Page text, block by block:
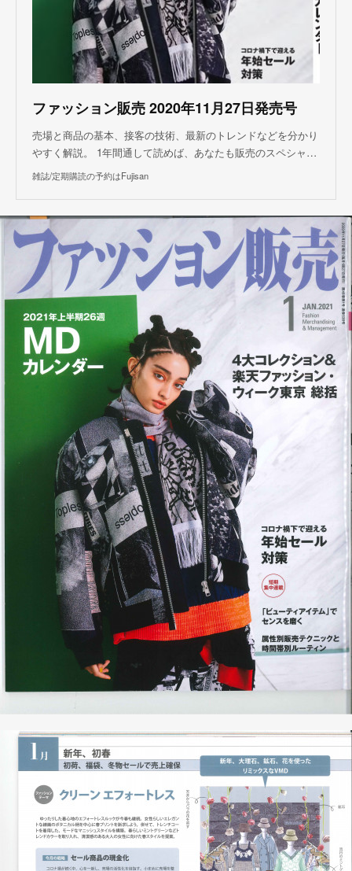
ファッション販売 2020年11月27日発売号
売場と商品の基本、接客の技術、最新のトレンドなどを分かり
やすく解説。 1年間通して読めば、あなたも販売のスペシャ…
雑誌/定期購読の予約はFujisan